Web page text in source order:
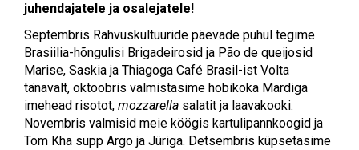
juhendajatele ja osalejatele!
Septembris Rahvuskultuuride päevade puhul tegime
Brasiilia-hõngulisi Brigadeirosid ja Pão de queijosid
Marise, Saskia ja Thiagoga Café Brasil-ist Volta
tänavalt, oktoobris valmistasime hobikoka Mardiga
imehead risotot, mozzarella salatit ja laavakooki.
Novembris valmisid meie köögis kartulipannkoogid ja
Tom Kha supp Argo ja Jüriga. Detsembris küpsetasime